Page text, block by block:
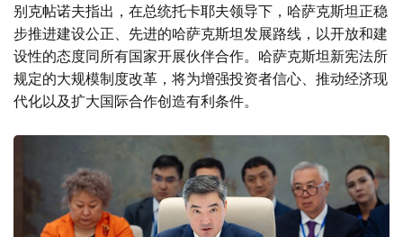
别克帖诺夫指出，在总统托卡耶夫领导下，哈萨克斯坦正稳
步推进建设公正、先进的哈萨克斯坦发展路线，以开放和建
设性的态度同所有国家开展伙伴合作。哈萨克斯坦新宪法所
规定的大规模制度改革，将为增强投资者信心、推动经济现
代化以及扩大国际合作创造有利条件。